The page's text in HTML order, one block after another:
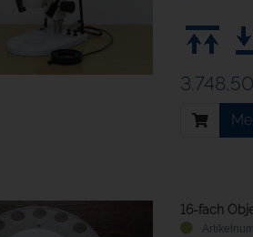
16-fach